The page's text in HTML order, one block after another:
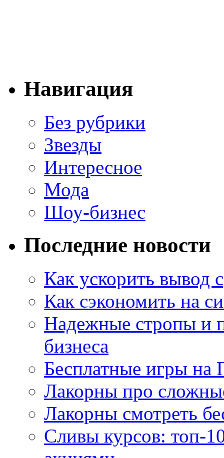
Навигация
Без рубрики
Звезды
Интересное
Мода
Шоу-бизнес
Последние новости
Как ускорить вывод
Как сэкономить на
Надежные стропы и
бизнеса
Бесплатные игры на
Лакорны про
Лакорны смотреть
Сливы курсов: топ-